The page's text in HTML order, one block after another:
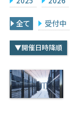
会場設備
研究代表者専用
English
全て 受付中
▼開催日時降順